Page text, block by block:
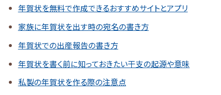
年賀状を無料で作成できるおすすめサイトとアプリ
家族に年賀状を出す時の宛名の書き方
年賀状での出産報告の書き方
年賀状を書く前に知っておきたい干支の起源や意味
私製の年賀状を作る際の注意点